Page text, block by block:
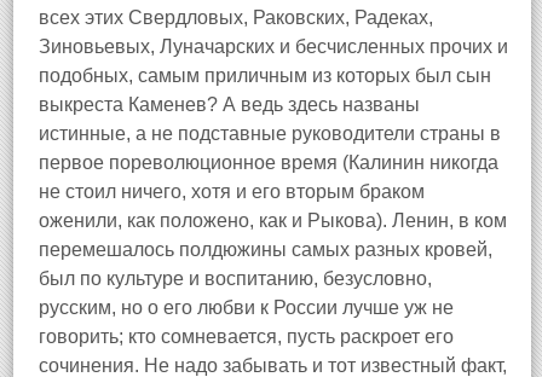
всех этих Свердловых, Раковских, Радеках,
Зиновьевых, Луначарских и бесчисленных прочих и
подобных, самым приличным из которых был сын
выкреста Каменев? А ведь здесь названы
истинные, а не подставные руководители страны в
первое пореволюционное время (Калинин никогда
не стоил ничего, хотя и его вторым браком
оженили, как положено, как и Рыкова). Ленин, в ком
перемешалось полдюжины самых разных кровей,
был по культуре и воспитанию, безусловно,
русским, но о его любви к России лучше уж не
говорить; кто сомневается, пусть раскроет его
сочинения. Не надо забывать и тот известный факт,